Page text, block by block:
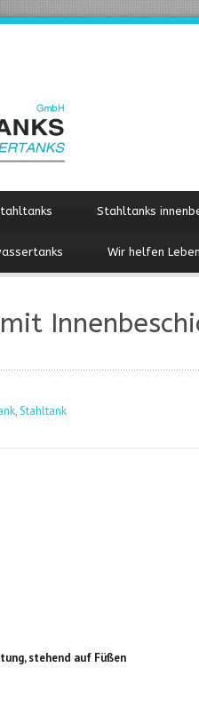
Stahltanks
Wir helfen
,Stahltank
stehend auf Füßen